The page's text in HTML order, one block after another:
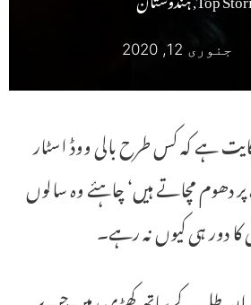
جنوری 12, 2020
ہے کہ کس طرح بالی ووڈ اسٹار
پر دھوم مچاتے ہیں‘ چاہئے وہ سالوں
دور ہی کیوں نہ رہے۔